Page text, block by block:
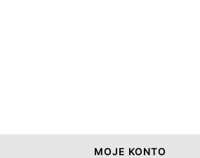
MOJE KONTO